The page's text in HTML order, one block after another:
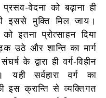
वेदना को बढ़ाना ही
इससे मुक्ति मिल जाय।
इतना प्रोत्साहन दिया
उठे और शान्ति का मार्ग
के द्वारा ही वर्ग-विहीन
यही सर्वहारा वर्ग का
इस क्रान्ति से व्यक्तिगत